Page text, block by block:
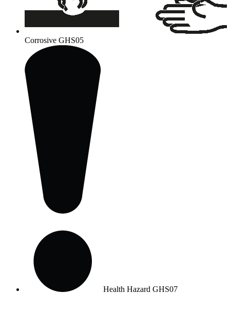
Corrosive GHS05
Health Hazard GHS07